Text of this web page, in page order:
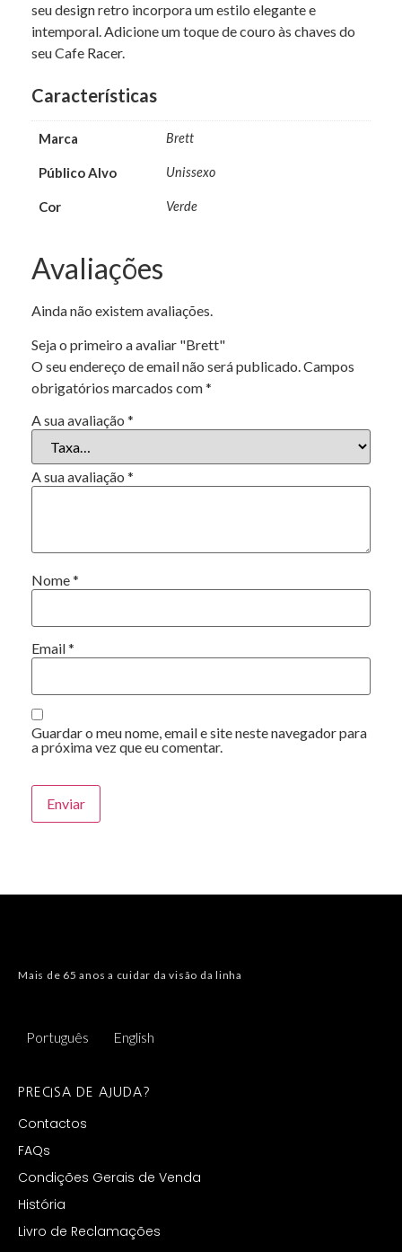
seu design retro incorpora um estilo elegante e
intemporal. Adicione um toque de couro às chaves do
seu Cafe Racer.
Características
Marca Brett
Público Alvo Unissexo
Cor Verde
Avaliações
Ainda não existem avaliações.
Seja o primeiro a avaliar "Brett"
O seu endereço de email não será publicado.Campos
obrigatórios marcados com*
A sua avaliação *
A sua avaliação *
Nome*
Email*
Guardar o meu nome, email e site neste navegador para
a próxima vez que eu comentar.
Mais de 65 anos a cuidar da visão da linha
Português English
PRECISA DE AJUDA?
Contactos
FAQs
Condições Gerais de Venda
História
Livro de Reclamações